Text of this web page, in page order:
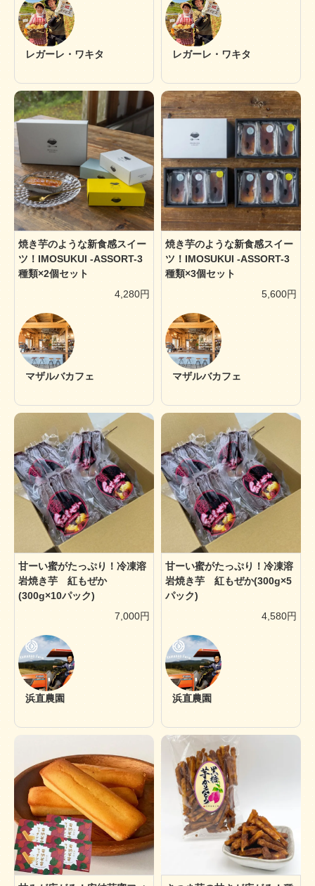
レガーレ・ワキタ レガーレ・ワキタ
焼き芋のような新食感スイー
ツ！IMOSUKUI -ASSORT-3
種類×2個セット
4,280円
マザルバカフェ
焼き芋のような新食感スイー
ツ！IMOSUKUI -ASSORT-3
種類×3個セット
5,600円
マザルバカフェ
甘ーい蜜がたっぷり！冷凍溶
岩焼き芋 紅もぜか
(300g×10パック)
7,000円
浜直農園
甘ーい蜜がたっぷり！冷凍溶
岩焼き芋 紅もぜか(300g×5
パック)
4,580円
浜直農園